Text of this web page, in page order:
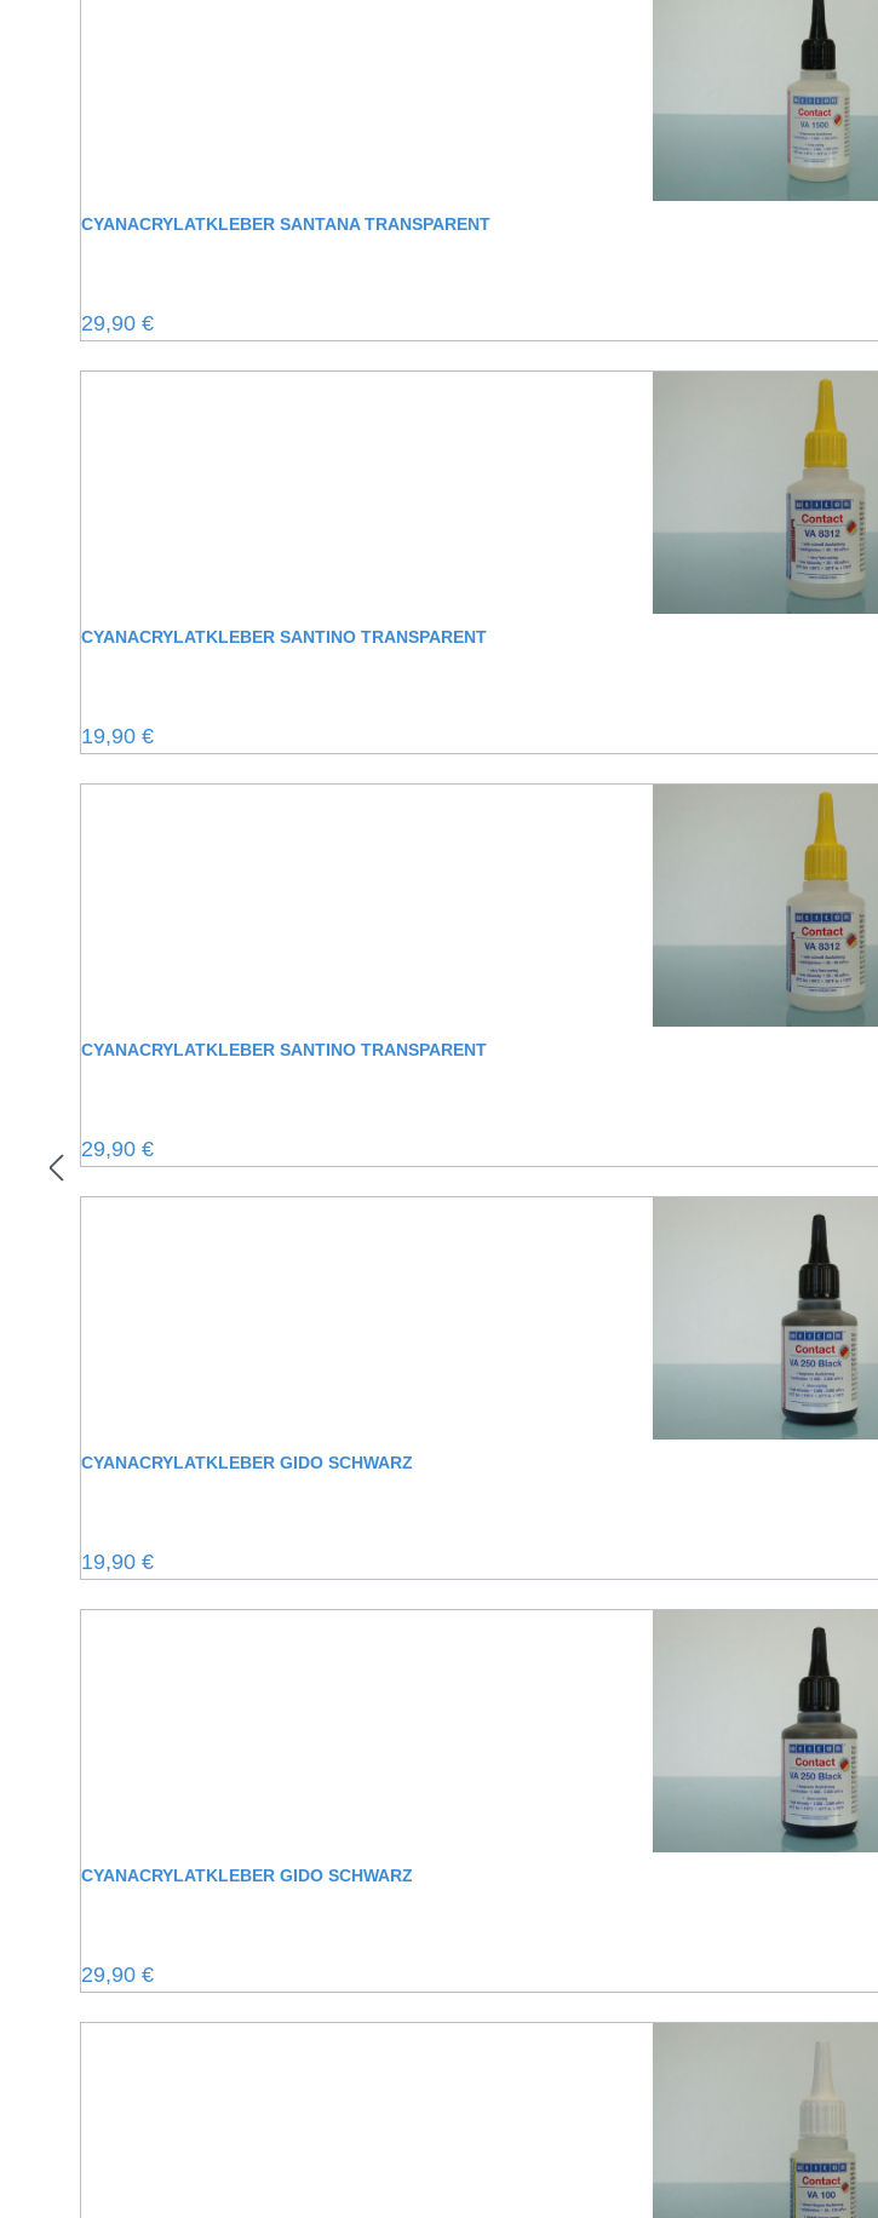
CYANACRYLATKLEBER SANTANA TRANSPARENT
Regulärer Preis:
29,90 €
CYANACRYLATKLEBER SANTINO TRANSPARENT
Regulärer Preis:
19,90 €
CYANACRYLATKLEBER SANTINO TRANSPARENT
Regulärer Preis:
29,90 €
CYANACRYLATKLEBER GIDO SCHWARZ
Regulärer Preis:
19,90 €
CYANACRYLATKLEBER GIDO SCHWARZ
Regulärer Preis:
29,90 €